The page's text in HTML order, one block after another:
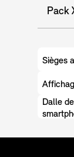
Pack
Sièges
Dalle